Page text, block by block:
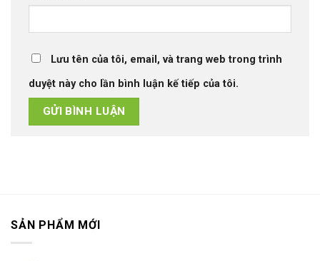
Lưu tên của tôi, email, và trang web trong trình
duyệt này cho lần bình luận kế tiếp của tôi.
SẢN PHẨM MỚI